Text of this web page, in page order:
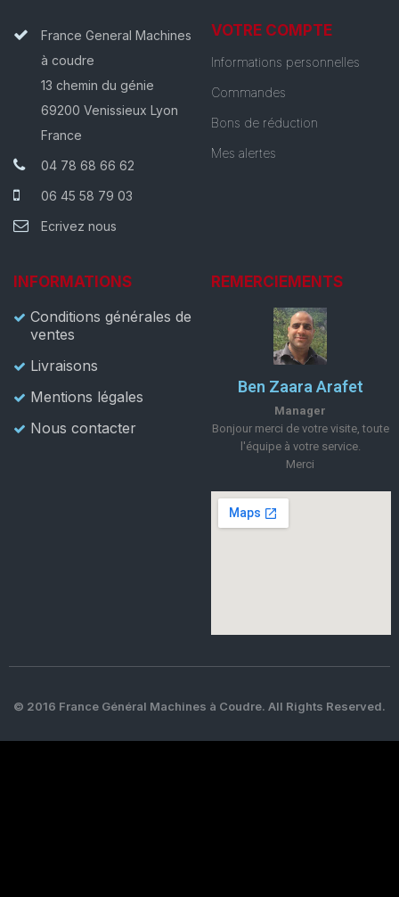
France General Machines
à coudre
13 chemin du génie
69200 Venissieux Lyon
France
04 78 68 66 62
06 45 58 79 03
Ecrivez nous
VOTRE COMPTE
Informations personnelles
Commandes
Bons de réduction
Mes alertes
INFORMATIONS
Conditions générales de
ventes
Livraisons
Mentions légales
Nous contacter
REMERCIEMENTS
Ben Zaara Arafet
Manager
Bonjour merci de votre visite, toute
l'équipe à votre service.
Merci
© 2016 France Général Machines à Coudre. All Rights Reserved.